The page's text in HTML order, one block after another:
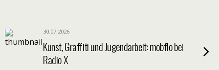
30.07.2026
Kunst, Graffiti und Jugendarbeit: mobflo bei
Radio X